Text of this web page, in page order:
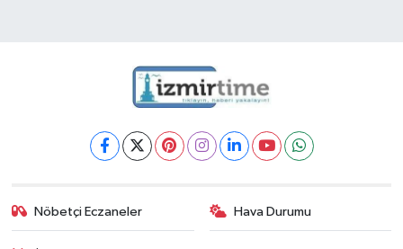
Nöbetçi Eczaneler Hava Durumu